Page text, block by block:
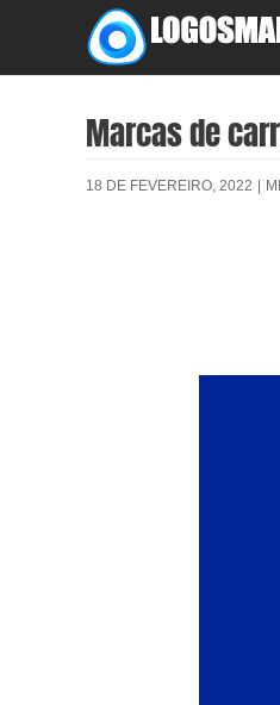
content
Marcas de
18 DE FEVEREIRO, 2022 |